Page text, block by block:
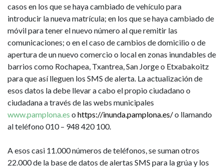
casos en los que se haya cambiado de vehículo para
introducir la nueva matrícula; en los que se haya cambiado de
móvil para tener el nuevo número al que remitir las
comunicaciones; o en el caso de cambios de domicilio o de
apertura de un nuevo comercio o local en zonas inundables de
barrios como Rochapea, Txantrea, San Jorge o Etxabakoitz
para que así lleguen los SMS de alerta. La actualización de
esos datos la debe llevar a cabo el propio ciudadano o
ciudadana a través de las webs municipales
www.pamplona.es o https://inunda.pamplona.es/o llamando
al teléfono 010 – 948 420 100.
A esos casi 11.000 números de teléfonos, se suman otros
22.000 de la base de datos de alertas SMS para la grúa y los